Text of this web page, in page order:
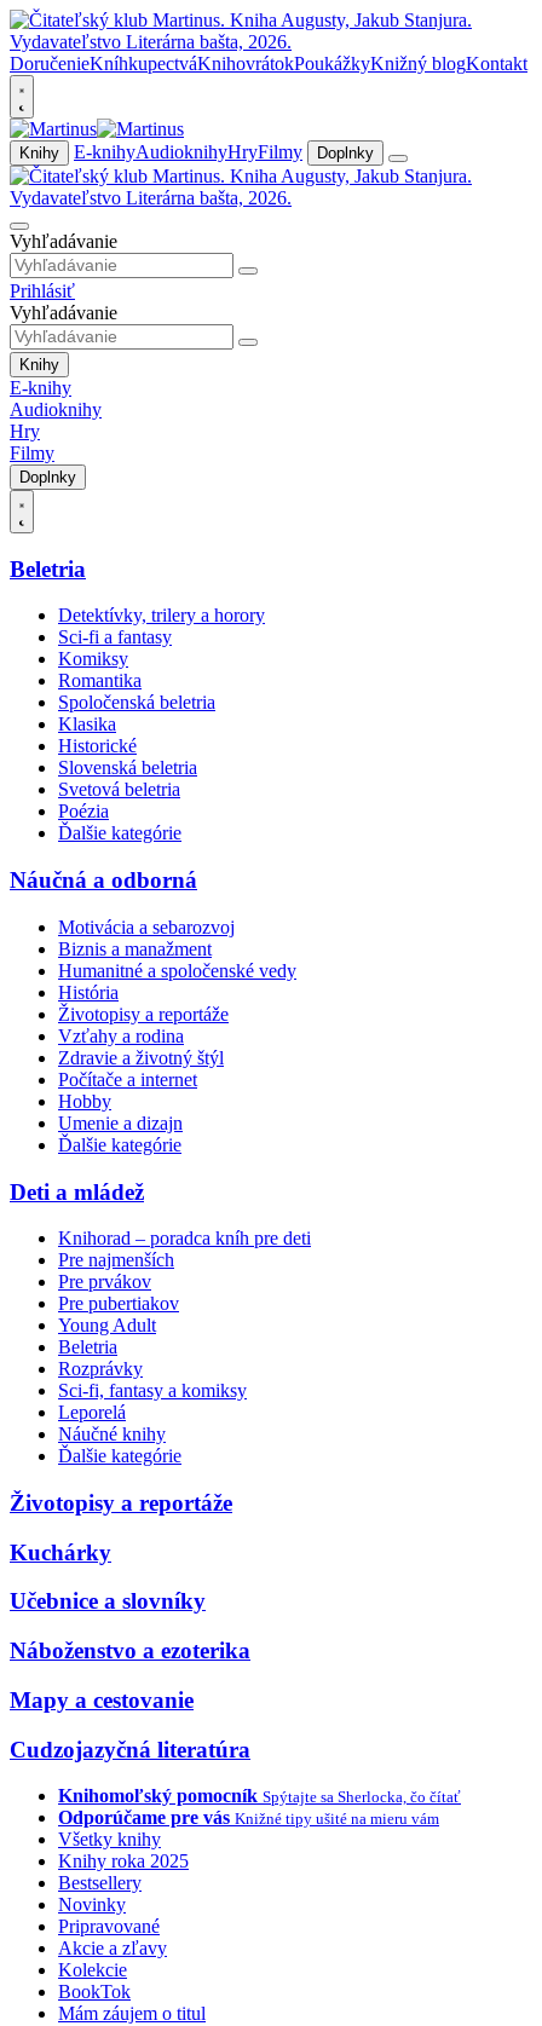
DoručenieKníhkupectváKnihovrátokPoukážkyKnižný blogKontakt
Knihy E-knihyAudioknihyHryFilmy Doplnky
Vyhľadávanie
Prihlásiť
Vyhľadávanie
Knihy
E-knihy
Audioknihy
Hry
Filmy
Doplnky
Beletria
Detektívky, trilery a horory
Sci-fi a fantasy
Komiksy
Romantika
Spoločenská beletria
Klasika
Historické
Slovenská beletria
Svetová beletria
Poézia
Ďalšie kategórie
Náučná a odborná
Motivácia a sebarozvoj
Biznis a manažment
Humanitné a spoločenské vedy
História
Životopisy a reportáže
Vzťahy a rodina
Zdravie a životný štýl
Počítače a internet
Hobby
Umenie a dizajn
Ďalšie kategórie
Deti a mládež
Knihorad – poradca kníh pre deti
Pre najmenších
Pre prvákov
Pre pubertiakov
Young Adult
Beletria
Rozprávky
Sci-fi, fantasy a komiksy
Leporelá
Náučné knihy
Ďalšie kategórie
Životopisy a reportáže
Kuchárky
Učebnice a slovníky
Náboženstvo a ezoterika
Mapy a cestovanie
Cudzojazyčná literatúra
Knihomoľský pomocník Spýtajte sa Sherlocka, čo čítať
Odporúčame pre vás Knižné tipy ušité na mieru vám
Všetky knihy
Knihy roka 2025
Bestsellery
Novinky
Pripravované
Akcie a zľavy
Kolekcie
BookTok
Mám záujem o titul